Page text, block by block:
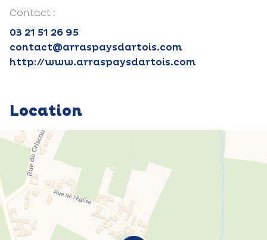
Contact :
03 21 51 26 95
contact@arraspaysdartois.com
http://www.arraspaysdartois.com
Location